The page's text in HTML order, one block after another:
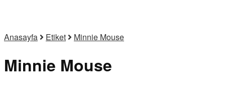
Anasayfa Etiket Minnie Mouse
Minnie Mouse